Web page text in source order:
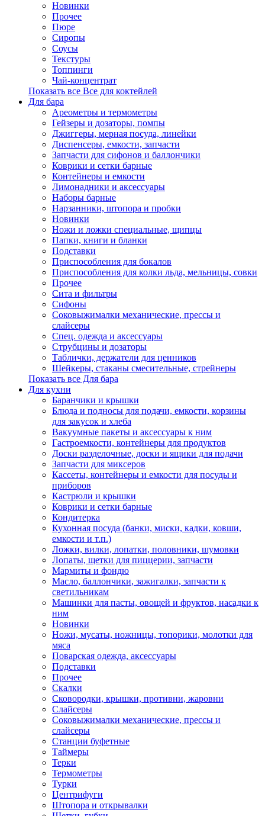
Новинки
Прочее
Пюре
Сиропы
Соусы
Текстуры
Топпинги
Чай-концентрат
Показать все Все для коктейлей
Для бара
Ареометры и термометры
Гейзеры и дозаторы, помпы
Джиггеры, мерная посуда, линейки
Диспенсеры, емкости, запчасти
Запчасти для сифонов и баллончики
Коврики и сетки барные
Контейнеры и емкости
Лимонадники и аксессуары
Наборы барные
Нарзанники, штопора и пробки
Новинки
Ножи и ложки специальные, щипцы
Папки, книги и бланки
Подставки
Приспособления для бокалов
Приспособления для колки льда, мельницы, совки
Прочее
Сита и фильтры
Сифоны
Соковыжималки механические, прессы и
слайсеры
Спец. одежда и аксессуары
Струбцины и дозаторы
Таблички, держатели для ценников
Шейкеры, стаканы смесительные, стрейнеры
Показать все Для бара
Для кухни
Баранчики и крышки
Блюда и подносы для подачи, емкости, корзины
для закусок и хлеба
Вакуумные пакеты и аксессуары к ним
Гастроемкости, контейнеры для продуктов
Доски разделочные, доски и ящики для подачи
Запчасти для миксеров
Кассеты, контейнеры и емкости для посуды и
приборов
Кастрюли и крышки
Коврики и сетки барные
Кондитерка
Кухонная посуда (банки, миски, кадки, ковши,
емкости и т.п.)
Ложки, вилки, лопатки, половники, шумовки
Лопаты, щетки для пиццерии, запчасти
Мармиты и фондю
Масло, баллончики, зажигалки, запчасти к
светильникам
Машинки для пасты, овощей и фруктов, насадки к
ним
Новинки
Ножи, мусаты, ножницы, топорики, молотки для
мяса
Поварская одежда, аксессуары
Подставки
Прочее
Скалки
Сковородки, крышки, противни, жаровни
Слайсеры
Соковыжималки механические, прессы и
слайсеры
Станции буфетные
Таймеры
Терки
Термометры
Турки
Центрифуги
Штопора и открывалки